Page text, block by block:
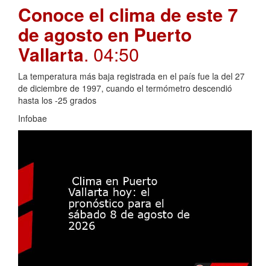
Conoce el clima de este 7
de agosto en Puerto
Vallarta. 04:50
La temperatura más baja registrada en el país fue la del 27
de diciembre de 1997, cuando el termómetro descendió
hasta los -25 grados
Infobae